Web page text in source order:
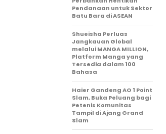
Pendanaan untuk Sektor
Batu Bara di ASEAN
Shueisha Perluas
Jangkauan Global
melalui MANGA MILLION,
Platform Manga yang
Tersedia dalam 100
Bahasa
Haier Gandeng AO 1 Point
Slam, Buka Peluang bagi
Petenis Komunitas
Tampil di Ajang Grand
Slam